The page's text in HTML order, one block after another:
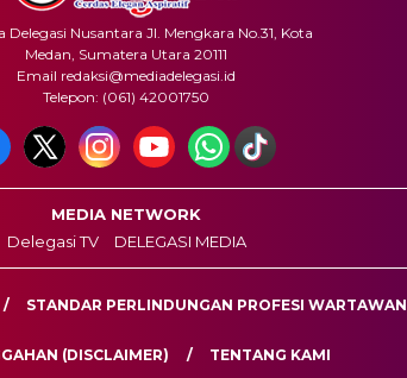
Delegasi Nusantara Jl. Mengkara No.31, Kota
Medan, Sumatera Utara 20111
Email redaksi@mediadelegasi.id
Telepon: (061) 42001750
MEDIA NETWORK
Delegasi TV
DELEGASI MEDIA
STANDAR PERLINDUNGAN PROFESI WARTAWAN
(DISCLAIMER) TENTANG KAMI